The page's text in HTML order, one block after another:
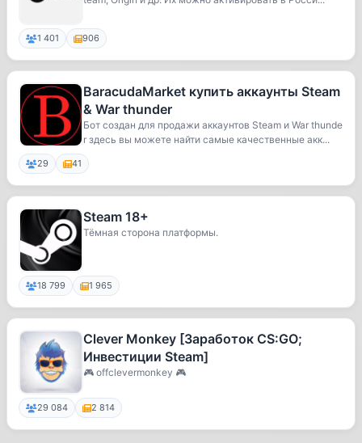
1 401 906
BaracudaMarket купить аккаунты Steam
& War thunder
Бот создан для продажи аккаунтов Steam и War thunde
r здесь вы можете найти самые качественные акк...
29 41
Steam 18+
Тёмная сторона платформы.
18 799 1 965
Clever Monkey [Заработок CS:GO;
Инвестиции Steam]
🎮 offclevermonkey 🎮
29 084 2 814